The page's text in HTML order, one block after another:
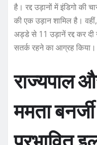
है। रद्द उड़ानों में इंडिगो की
की एक उड़ान शामिल है।
अड्डे से 11 उड़ानें रद्द कर दी
सतर्क रहने का आग्रह किया।
राज्यपाल
ममता